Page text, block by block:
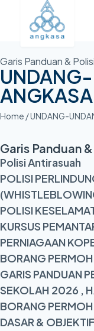
Garis Panduan & Polisi
ANGKASA
Home/UNDANG-
Garis Panduan
Polisi Antirasuah
POLISI
POLISI
KURSUS
PERNIAGAAN
BORANG
GARIS PANDUAN
SEKOLAH 2026 ,
BORANG
DASAR &